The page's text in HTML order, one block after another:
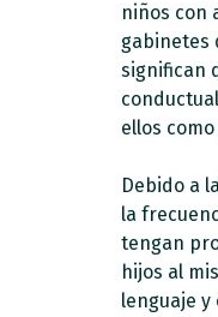
niños con
gabinetes
significan
ellos
Debido a
la
tengan
hijos al
lenguaje y